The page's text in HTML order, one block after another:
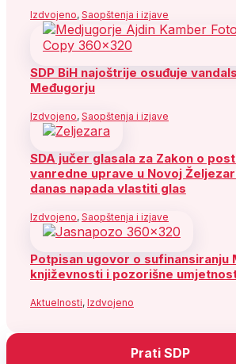
Izdvojeno, Saopštenja i izjave
SDP BiH najoštrije osuđuje
Međugorju
Izdvojeno, Saopštenja i izjave
SDA jučer glasala za Zakon o
vanredne uprave u Novoj
danas napada vlastiti glas
Izdvojeno, Saopštenja i izjave
Potpisan ugovor o sufinansiranju
književnosti i pozorišne
Aktuelnosti, Izdvojeno
Prati SDP